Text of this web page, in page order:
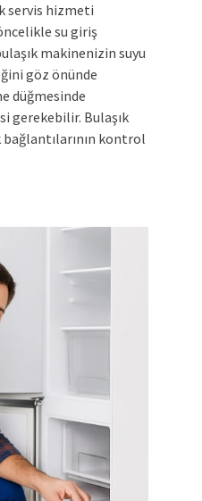
servis hizmeti
su giriş
makinenizin suyu
göz önünde
düğmesinde
gerekebilir. Bulaşık
kontrol